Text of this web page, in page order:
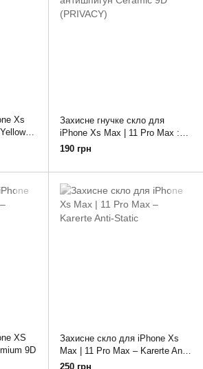
Xs
Захисне гнучке скло для
iPhone Xs Max | 11 Pro Max :
антишпигун Ceramic 9D
190 грн
XS
9D
Захисне скло для iPhone Xs
Max | 11 Pro Max – Karerte Anti-
Static
250 грн